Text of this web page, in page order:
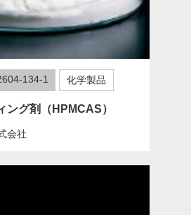
134-1 化学製品
ング剤（HPMCAS）
会社